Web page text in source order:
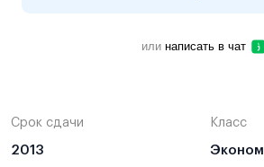
или написать в чат
Срок сдачи
2013
Класс
Эконом